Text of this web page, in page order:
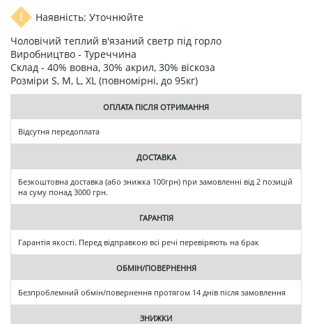
Наявність: Уточнюйте
Чоловічий теплий в'язаний светр під горло
Виробництво - Туреччина
Склад - 40% вовна, 30% акрил, 30% віскоза
Розміри S, M, L, XL (повномірні, до 95кг)
ОПЛАТА ПІСЛЯ ОТРИМАННЯ
Відсутня передоплата
ДОСТАВКА
Безкоштовна доставка (або знижка 100грн) при замовленні від 2 позицій
на суму понад 3000 грн.
ГАРАНТІЯ
Гарантія якості. Перед відправкою всі речі перевіряють на брак
ОБМІН/ПОВЕРНЕННЯ
Безпроблемний обмін/повернення протягом 14 днів після замовлення
ЗНИЖКИ